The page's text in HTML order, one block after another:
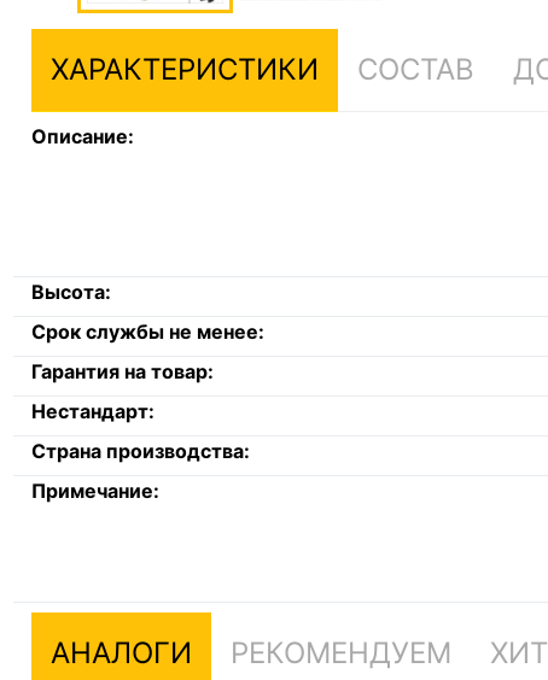
ХАРАКТЕРИСТИКИ СОСТАВ
Описание:
Высота:
Срок службы не менее:
Гарантия на товар:
Нестандарт:
Страна производства:
Примечание:
АНАЛОГИ РЕКОМЕНДУЕМ